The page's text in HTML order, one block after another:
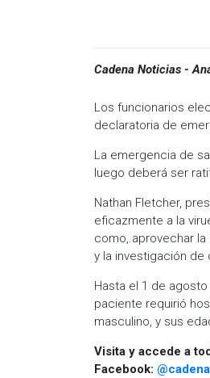
Cadena Noticias -
Los funcionarios
declaratoria de
La emergencia de
luego deberá ser
Nathan Fletcher,
eficazmente a la
como,.aprovechar
y la investigación de
Hasta el 1 de
paciente requirió
masculino, y sus
Visita y accede a
Facebook: